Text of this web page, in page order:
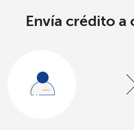
Envía crédito a